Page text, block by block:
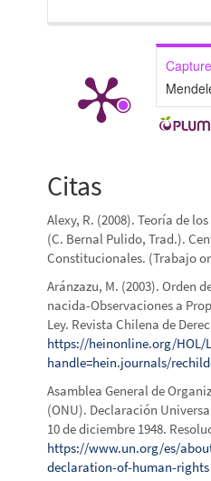
Citas
Alexy, R. (2008). Teoría de
(C. Bernal Pulido, Trad.).
Constitucionales. (Trabajo
Aránzazu, M. (2003). Orden
nacida-Observaciones a
Ley. Revista Chilena de
https://heinonline.org/HOL/
handle=hein.journals/
Asamblea General de
(ONU). Declaración
10 de diciembre 1948.
https://www.un.org/es/
declaration-of-human-rights